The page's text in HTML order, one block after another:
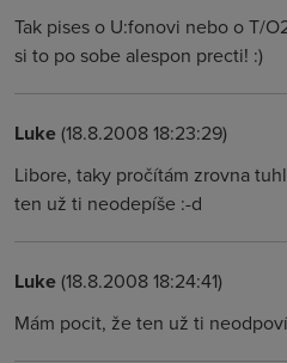
Tak pises o U:fonovi nebo o T/
si to po sobe alespon precti! :)
Luke(18.8.2008 18:23:29)
Libore, taky pročítám zrovna
ten už ti neodepíše :-d
Luke(18.8.2008 18:24:41)
Mám pocit, že ten už ti